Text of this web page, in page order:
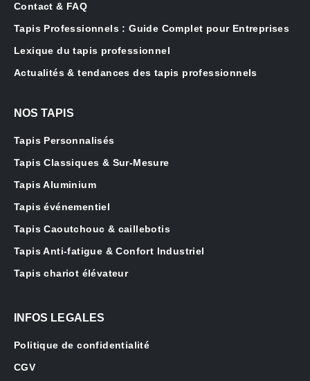
Contact & FAQ
Tapis Professionnels : Guide Complet pour Entreprises
Lexique du tapis professionnel
Actualités & tendances des tapis professionnels
NOS TAPIS
Tapis Personnalisés
Tapis Classiques & Sur-Mesure
Tapis Aluminium
Tapis événementiel
Tapis Caoutchouc & caillebotis
Tapis Anti-fatigue & Confort Industriel
Tapis chariot élévateur
INFOS LEGALES
Politique de confidentialité
CGV